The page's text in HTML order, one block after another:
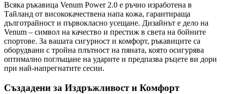
Всяка ръкавица Venum Power 2.0 е ръчно изработена в
Тайланд от висококачествена напа кожа, гарантираща
дълготрайност и първокласно усещане. Дизайнът е дело на
Venum – символ на качество и престиж в света на бойните
спортове. За вашата сигурност и комфорт, ръкавиците са
оборудвани с тройна плътност на пяната, която осигурява
оптимално поглъщане на ударите и предпазва ръцете ви дори
при най-напрегнатите сесии.
Създадени за Издръжливост и Комфорт